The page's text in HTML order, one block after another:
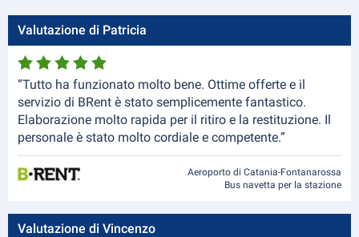
Valutazione di Patricia
“Tutto ha funzionato molto bene. Ottime offerte e il
servizio di BRent è stato semplicemente fantastico.
Elaborazione molto rapida per il ritiro e la restituzione. Il
personale è stato molto cordiale e competente.”
Aeroporto di Catania-Fontanarossa
Bus navetta per la stazione
Valutazione di Vincenzo